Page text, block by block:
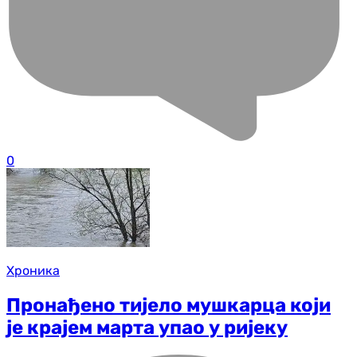
0
Хроника
Пронађено тијело мушкарца који
је крајем марта упао у ријеку